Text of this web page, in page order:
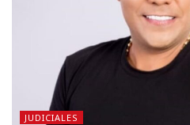
JUDICIALES